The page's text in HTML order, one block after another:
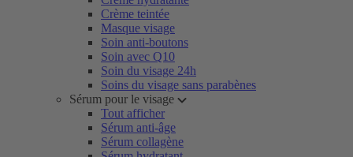
Crème teintée
Masque visage
Soin anti-boutons
Soin avec Q10
Soin du visage 24h
Soins du visage sans parabènes
Sérum pour le visage
Tout afficher
Sérum anti-âge
Sérum collagène